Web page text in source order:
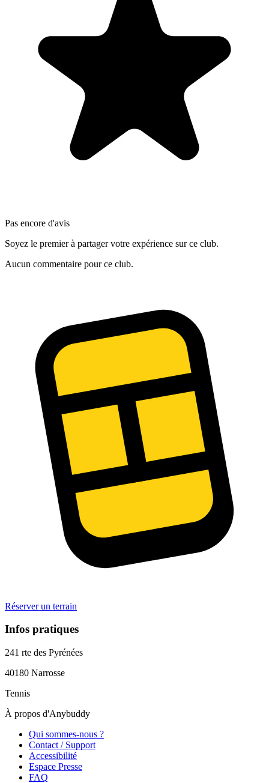
Pas encore d'avis
Soyez le premier à partager votre expérience sur ce club.
Aucun commentaire pour ce club.
Réserver un terrain
Infos pratiques
241 rte des Pyrénées
40180 Narrosse
Tennis
À propos d'Anybuddy
Qui sommes-nous ?
Contact / Support
Accessibilité
Espace Presse
FAQ